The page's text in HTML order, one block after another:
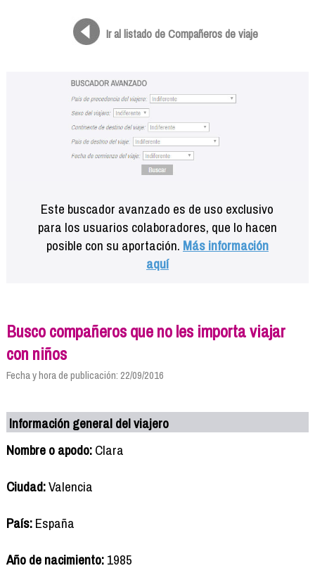
Ir al listado de Compañeros de viaje
Este buscador avanzado es de uso exclusivo
para los usuarios colaboradores, que lo hacen
posible con su aportación. Más información
aquí
Busco compañeros que no les importa viajar
con niños
Fecha y hora de publicación: 22/09/2016
Información general del viajero
Nombre o apodo:Clara
Ciudad:Valencia
País:España
Año de nacimiento:1985